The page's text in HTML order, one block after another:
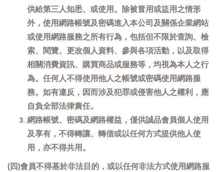
供給第三人知悉、或使用。除被冒用或盜用之情形
外，使用網路帳號及密碼進入本公司及關係企業網站
或使用網路服務之所有行為，包括但不限於查詢、檢
索、閱覽、更改個人資料、參與各項活動，以及取得
相關消費資訊、購買商品或服務等，均視為本人之行
為。任何人不得使用他人之帳號或密碼使用網路服
務。如有違反，因而涉及犯罪或侵害他人之權利，應
自負全部法律責任。
網路帳號、密碼及網路權益，僅供誠品會員個人使用
及享有，不得轉讓、轉借或以任何方式提供他人使
用，亦不得共用。
(四)會員不得基於非法目的，或以任何非法方式使用網路服